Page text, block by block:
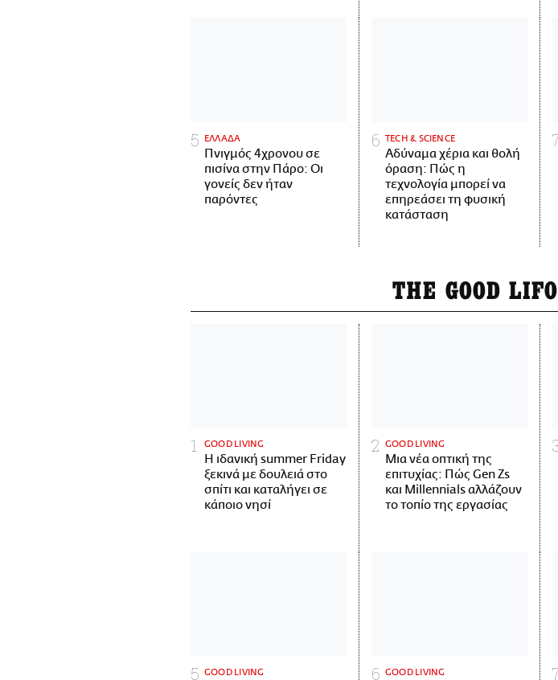
ΕΛΛΑΔΑ
Πνιγμός 4χρονου σε
πισίνα στην Πάρο: Οι
γονείς δεν ήταν
παρόντες
ΤECH & SCIENCE
Αδύναμα χέρια και θολή
όραση: Πώς η
τεχνολογία μπορεί να
επηρεάσει τη φυσική
κατάσταση
THE GOOD LIFO
GOOD LIVING
Η ιδανική summer Friday
ξεκινά με δουλειά στο
σπίτι και καταλήγει σε
κάποιο νησί
GOOD LIVING
Μια νέα οπτική της
επιτυχίας: Πώς Gen Zs
και Millennials αλλάζουν
το τοπίο της εργασίας
GOOD LIVING GOOD LIVING